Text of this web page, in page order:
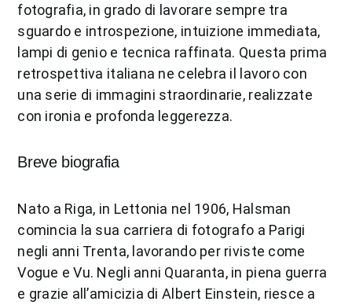
fotografia, in grado di lavorare sempre tra
sguardo e introspezione, intuizione immediata,
lampi di genio e tecnica raffinata. Questa prima
retrospettiva italiana ne celebra il lavoro con
una serie di immagini straordinarie, realizzate
con ironia e profonda leggerezza.
Breve biografia
Nato a Riga, in Lettonia nel 1906, Halsman
comincia la sua carriera di fotografo a Parigi
negli anni Trenta, lavorando per riviste come
Vogue e Vu. Negli anni Quaranta, in piena guerra
e grazie all’amicizia di Albert Einstein, riesce a